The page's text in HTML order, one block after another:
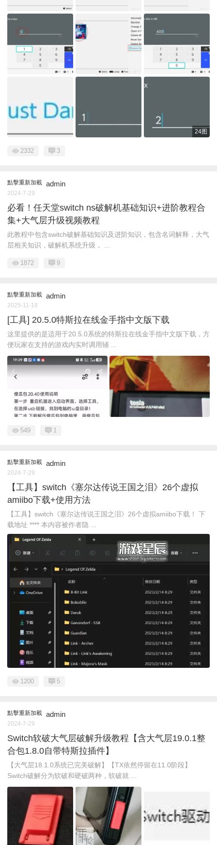
24图
2332 3
點擊重新加載 admin
2024-7-29
必看！任天堂switch ns破解机基础知识+进阶教程合
集+大气层升级视频教程
此教程中包含switch破解基础知识及进阶知识，包含名词解释，大气
层相关知识，破解机系统升级， ...
1872 9
點擊重新加載 admin
2025-11-18
[工具] 20.5.0特斯拉在线金手指中文版下载
这里提供的是适用于20.5.0系统的特斯拉在线金手指中文版下载，方
便玩家在支持的游戏内实时调用辅 ...
549 1
點擊重新加載 admin
2024-7-29
【工具】switch《塞尔达传说王国之泪》26个虚拟
amiibo下载+使用方法
【工具】switch《塞尔达传说王国之泪》26个虚拟amiibo下载！ 下
载地址 **** 本内容被作者隐 ...
1200 5
點擊重新加載 admin
2024-7-29
Switch软破大气层破解升级教程【含大气层19.0.1整
合包1.8.0自带特斯拉插件】
【大气层18.1.0系统已完美破解】【TX依然停留在11.0阶段】
Switch破解分为软破和硬破两种，软破就 ...